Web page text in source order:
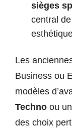
sièges
central
Les
Business ou
modèles
Techno ou
des choix